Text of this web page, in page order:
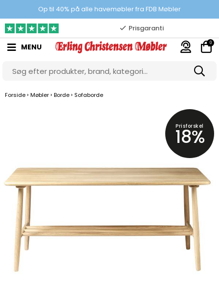
Op til 40% på alle havemøbler fra FDB Møbler
100% danskejet webshop
Prisgaranti
10.000 m2 showroom
Gratis & gode parkeringsforhold
MENU 0
Forside › Møbler › Borde › Sofaborde
Prisforskel
18%